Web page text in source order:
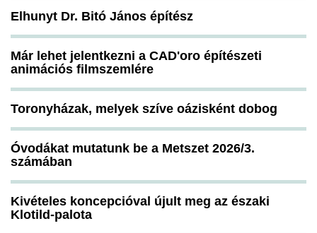
Elhunyt Dr. Bitó János építész
Már lehet jelentkezni a CAD'oro építészeti
animációs filmszemlére
Toronyházak, melyek szíve oázisként dobog
Óvodákat mutatunk be a Metszet 2026/3.
számában
Kivételes koncepcióval újult meg az északi
Klotild-palota